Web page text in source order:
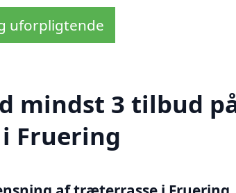
uforpligtende
mindst 3 tilbud
Fruering